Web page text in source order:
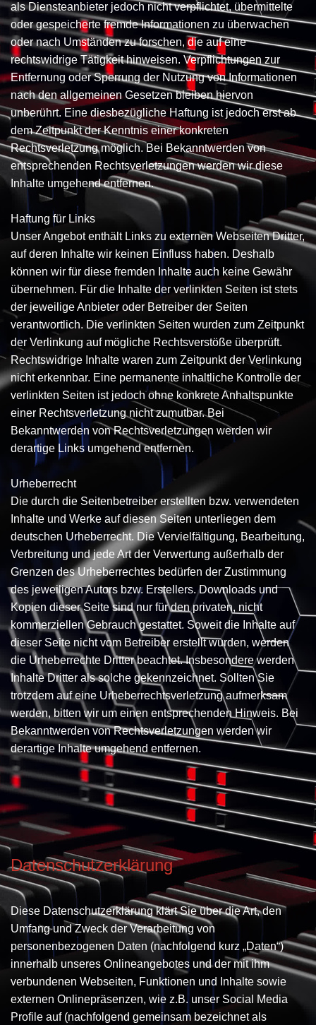
als Diensteanbieter jedoch nicht verpflichtet, übermittelte
oder gespeicherte fremde Informationen zu überwachen
oder nach Umständen zu forschen, die auf eine
rechtswidrige Tätigkeit hinweisen. Verpflichtungen zur
Entfernung oder Sperrung der Nutzung von Informationen
nach den allgemeinen Gesetzen bleiben hiervon
unberührt. Eine diesbezügliche Haftung ist jedoch erst ab
dem Zeitpunkt der Kenntnis einer konkreten
Rechtsverletzung möglich. Bei Bekanntwerden von
entsprechenden Rechtsverletzungen werden wir diese
Inhalte umgehend entfernen.
Haftung für Links
Unser Angebot enthält Links zu externen Webseiten Dritter,
auf deren Inhalte wir keinen Einfluss haben. Deshalb
können wir für diese fremden Inhalte auch keine Gewähr
übernehmen. Für die Inhalte der verlinkten Seiten ist stets
der jeweilige Anbieter oder Betreiber der Seiten
verantwortlich. Die verlinkten Seiten wurden zum Zeitpunkt
der Verlinkung auf mögliche Rechtsverstöße überprüft.
Rechtswidrige Inhalte waren zum Zeitpunkt der Verlinkung
nicht erkennbar. Eine permanente inhaltliche Kontrolle der
verlinkten Seiten ist jedoch ohne konkrete Anhaltspunkte
einer Rechtsverletzung nicht zumutbar. Bei
Bekanntwerden von Rechtsverletzungen werden wir
derartige Links umgehend entfernen.
Urheberrecht
Die durch die Seitenbetreiber erstellten bzw. verwendeten
Inhalte und Werke auf diesen Seiten unterliegen dem
deutschen Urheberrecht. Die Vervielfältigung, Bearbeitung,
Verbreitung und jede Art der Verwertung außerhalb der
Grenzen des Urheberrechtes bedürfen der Zustimmung
des jeweiligen Autors bzw. Erstellers. Downloads und
Kopien dieser Seite sind nur für den privaten, nicht
kommerziellen Gebrauch gestattet. Soweit die Inhalte auf
dieser Seite nicht vom Betreiber erstellt wurden, werden
die Urheberrechte Dritter beachtet. Insbesondere werden
Inhalte Dritter als solche gekennzeichnet. Sollten Sie
trotzdem auf eine Urheberrechtsverletzung aufmerksam
werden, bitten wir um einen entsprechenden Hinweis. Bei
Bekanntwerden von Rechtsverletzungen werden wir
derartige Inhalte umgehend entfernen.
Datenschutzerklärung
Diese Datenschutzerklärung klärt Sie über die Art, den
Umfang und Zweck der Verarbeitung von
personenbezogenen Daten (nachfolgend kurz „Daten“)
innerhalb unseres Onlineangebotes und der mit ihm
verbundenen Webseiten, Funktionen und Inhalte sowie
externen Onlinepräsenzen, wie z.B. unser Social Media
Profile auf (nachfolgend gemeinsam bezeichnet als